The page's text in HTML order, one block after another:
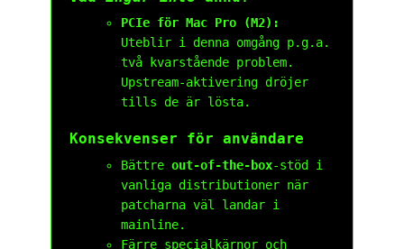
PCIe för Mac Pro (M2):
Uteblir i denna omgång p.g.a.
två kvarstående problem.
Upstream-aktivering dröjer
tills de är lösta.
Konsekvenser för användare
Bättreout-of-the-box-stöd i
vanliga distributioner när
patcharna väl landar i
mainline.
Färre specialkärnor och